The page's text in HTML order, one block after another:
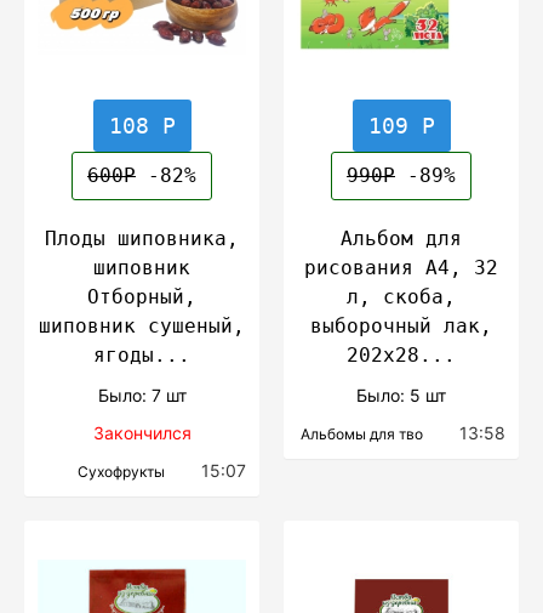
108 Р
600Р -82%
Плоды шиповника,
шиповник
Отборный,
шиповник сушеный,
ягоды...
Было: 7 шт
Закончился
Сухофрукты 15:07
109 Р
990Р -89%
Альбом для
рисования А4, 32
л, скоба,
выборочный лак,
202х28...
Было: 5 шт
Альбомы для тво 13:58